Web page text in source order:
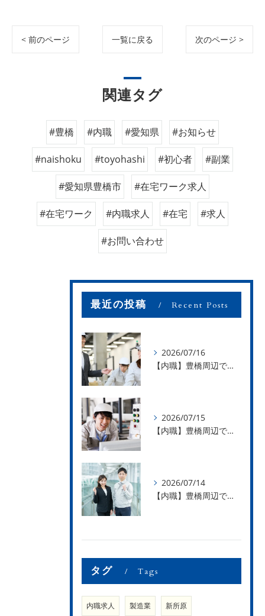
< 前のページ 一覧に戻る 次のページ >
関連タグ
#豊橋 #内職 #愛知県 #お知らせ
#naishoku #toyohashi #初心者 #副業
#愛知県豊橋市 #在宅ワーク求人
#在宅ワーク #内職求人 #在宅 #求人
#お問い合わせ
最近の投稿 Recent Posts
2026/07/16
【内職】豊橋周辺で内職のお仕事を探している方募集中！【お仕事の内容】
2026/07/15
【内職】豊橋周辺で内職のお仕事を探している方募集中！【急な学級閉鎖も安心】
2026/07/14
【内職】豊橋周辺で内職のお仕事を探している方募集中！【内職さまのお声②】
タグ Tags
内職求人 製造業 新所原